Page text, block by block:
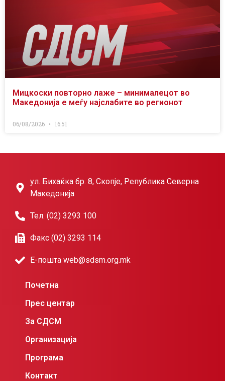
Мицкоски повторно лаже – минималецот во
Македонија е меѓу најслабите во регионот
06/08/2026 16:51
ул. Бихаќка бр. 8, Скопје, Република Северна
Македонија
Тел. (02) 3293 100
Факс (02) 3293 114
Е-пошта web@sdsm.org.mk
Почетна
Прес центар
За СДСМ
Организација
Програма
Контакт